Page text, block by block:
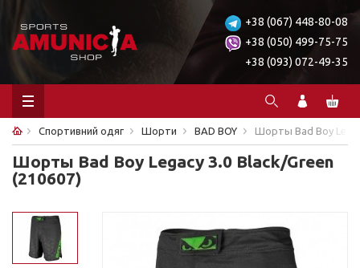
+38 (067) 448-80-08
+38 (050) 499-75-75
+38 (093) 072-49-35
Спортивний одяг Шорти BAD BOY Шорты Bad Boy
Шорты Bad Boy Legacy 3.0 Black/Green
(210607)